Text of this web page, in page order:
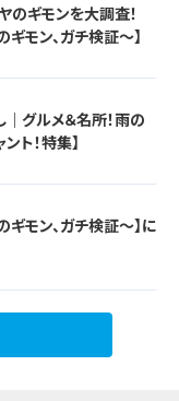
のギモンを大調査！
モン、ガチ検証～】
グルメ＆名所！雨の
ト！特集】
モン、ガチ検証～】に